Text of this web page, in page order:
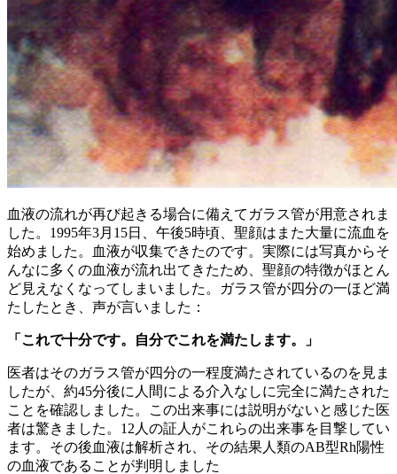
血液の流れが再び起きる場合に備えてガラス管が用意されま
した。1995年3月15日、午後5時頃、聖顔はまた大量に流血を
始めました。血液が収集できたのです。実際には写真からそ
んなに多くの血液が流れ出てきたため、聖顔の特徴がほとん
ど見えなくなってしまいました。ガラス管が四分の一ほど満
たしたとき、声が言いました：
「これで十分です。自分でこれを満たします。」
医者はそのガラス管が四分の一程度満たされているのを見ま
したが、約45分後に人間による介入なしに完全に満たされた
ことを確認しました。この出来事には説明がないと感じた医
者は驚きました。12人の証人がこれらの出来事を目撃してい
ます。その後血液は解析され、その結果人類のAB型Rh陽性
の血液であることが判明しました